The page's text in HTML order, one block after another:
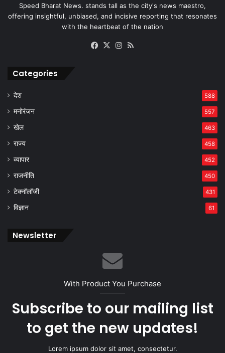
Speed Bharat News. stands tall as the city's news maestro,
offering insightful, unbiased, and incisive reporting that resonates
with the heartbeat of the nation
Facebook
X Instagram
Categories
देश 588
मनोरंजन 557
खेल 463
राज्य 458
व्यापार 452
राजनीति 450
टेक्नॉलॉजी 431
विज्ञान 61
Newsletter
With Product You Purchase
Subscribe to our mailing list
to get the new updates!
Lorem ipsum dolor sit amet, consectetur.